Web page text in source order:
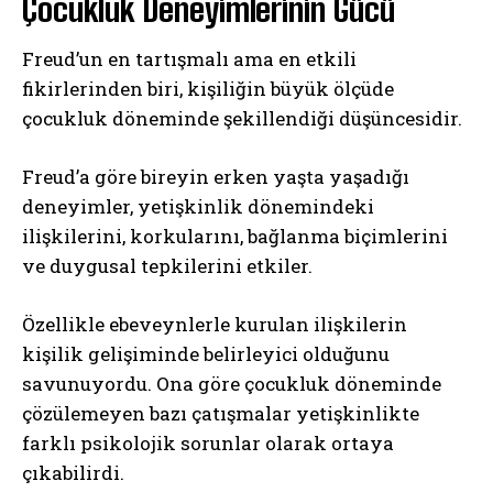
Çocukluk Deneyimlerinin Gücü
Freud’un en tartışmalı ama en etkili
fikirlerinden biri, kişiliğin büyük ölçüde
çocukluk döneminde şekillendiği düşüncesidir.
Freud’a göre bireyin erken yaşta yaşadığı
deneyimler, yetişkinlik dönemindeki
ilişkilerini, korkularını, bağlanma biçimlerini
ve duygusal tepkilerini etkiler.
Özellikle ebeveynlerle kurulan ilişkilerin
kişilik gelişiminde belirleyici olduğunu
savunuyordu. Ona göre çocukluk döneminde
çözülemeyen bazı çatışmalar yetişkinlikte
farklı psikolojik sorunlar olarak ortaya
çıkabilirdi.